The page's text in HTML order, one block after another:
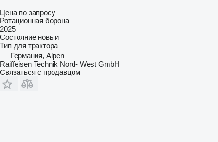
Цена по запросу
Ротационная борона
2025
Состояние новый
Тип для трактора
Германия, Alpen
Raiffeisen Technik Nord- West GmbH
Связаться с продавцом